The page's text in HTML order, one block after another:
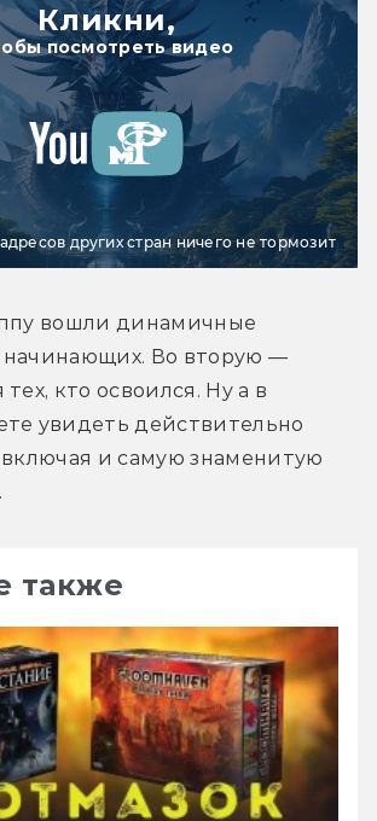
Кликни,
посмотреть видео
других стран ничего не тормозит
вошли динамичные
Во вторую —
кто освоился. Ну а в
увидеть действительно
и самую знаменитую
также